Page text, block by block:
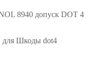
8940 допуск DOT 4
для Шкоды dot4